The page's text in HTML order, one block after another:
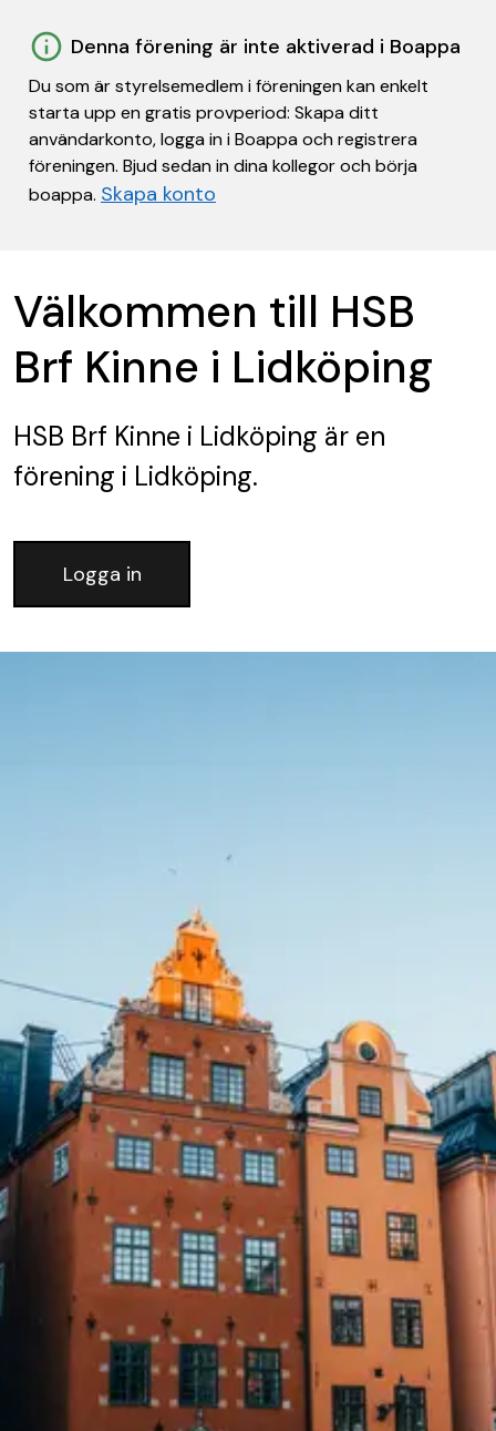
Denna förening är inte aktiverad i Boappa
Du som är styrelsemedlem i föreningen kan enkelt
starta upp en gratis provperiod: Skapa ditt
användarkonto, logga in i Boappa och registrera
föreningen. Bjud sedan in dina kollegor och börja
boappa. Skapa konto
Välkommen till HSB
Brf Kinne i Lidköping
HSB Brf Kinne i Lidköping är en
förening i Lidköping.
Logga in